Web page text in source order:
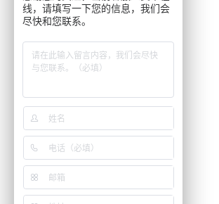
线，请填写一下您的信息，我们会
尽快和您联系。